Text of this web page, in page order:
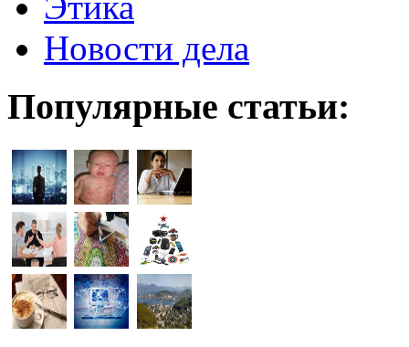
Новости дела
Популярные статьи: